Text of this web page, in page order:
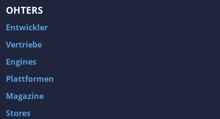
OHTERS
Entwickler
Vertriebe
Engines
Plattformen
Magazine
Stores